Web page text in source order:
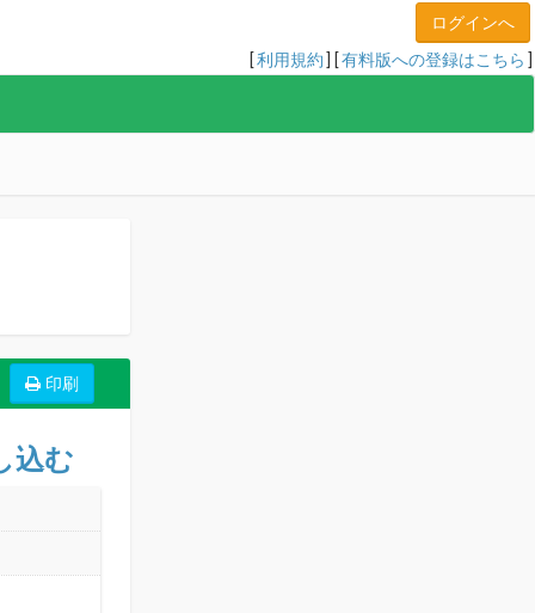
[利用規約 ] [有料版への登録はこちら
込む